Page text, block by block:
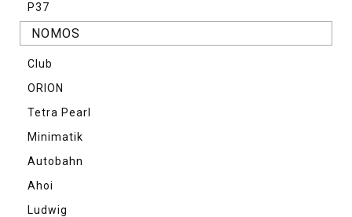
P37
NOMOS
Club
ORION
Tetra Pearl
Minimatik
Autobahn
Ahoi
Ludwig